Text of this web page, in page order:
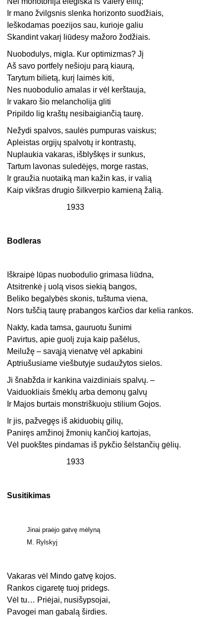
Ir mano žvilgsnis slenka horizonto suodžiais,
Ieškodamas poezijos sau, kurioje galiu
Skandint vakarį liūdesy mažoro žodžiais.
Nuobodulys, migla. Kur optimizmas? Jį
Aš savo portfely nešioju parą kiaurą,
Tarytum bilietą, kurį laimės kiti,
Nes nuobodulio amalas ir vėl kerštauja,
Ir vakaro šio melancholija gliti
Pripildo lig kraštų nesibaigiančią taurę.
Nežydi spalvos, saulės pumpuras vaiskus;
Apleistas orgijų spalvotų ir kontrastų,
Nuplaukia vakaras, išblyškęs ir sunkus,
Tartum lavonas suledėjęs, morge rastas,
Ir graužia nuotaiką man kažin kas, ir valią
Kaip vikšras drugio šilkverpio kamieną žalią.
1933
Bodleras
Iškraipė lūpas nuobodulio grimasa liūdna,
Atsitrenkė į uolą visos siekią bangos,
Beliko begalybės skonis, tuštuma viena,
Nors tuščią taurę prabangos karčios dar kelia rankos.
Nakty, kada tamsa, gauruotu šunimi
Pavirtus, apie guolį zuja kaip pašėlus,
Meilužę – savąją vienatvę vėl apkabini
Aptriušusiame viešbutyje sudaužytos sielos.
Ji šnabžda ir kankina vaizdiniais spalvų. –
Vaiduokliais šmėklų arba demonų galvų
Ir Majos burtais monstriškuoju stilium Gojos.
Ir jis, pažvegęs iš akiduobių gilių,
Paniręs amžinoj žmonių kančioj kartojas,
Vėl puokštes pindamas iš pykčio šėlstančių gėlių.
1933
Susitikimas
Jinai praėjo gatvę mėlyną
M. Rylskyj
Vakaras vėl Mindo gatvę kojos.
Rankos cigaretę tuoj pridegs.
Vėl tu… Priėjai, nusišypsojai,
Pavogei man gabalą širdies.